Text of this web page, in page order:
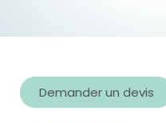
Demander un devis